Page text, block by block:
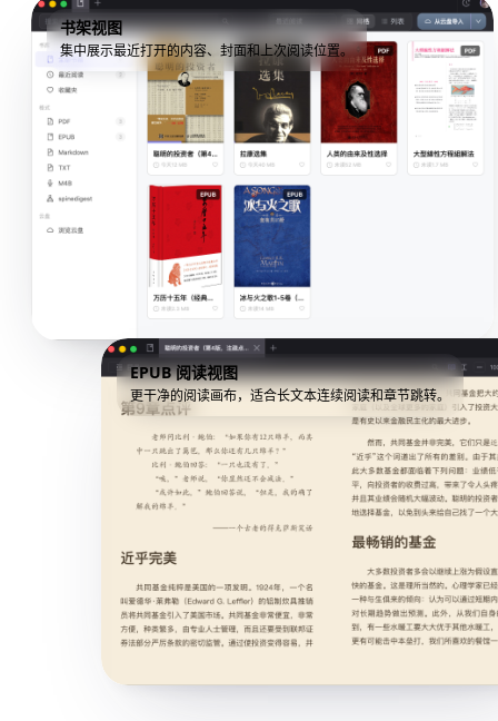
书架视图
集中展示最近打开的内容、封面和上次阅读位置。
EPUB 阅读视图
更干净的阅读画布，适合长文本连续阅读和章节跳转。